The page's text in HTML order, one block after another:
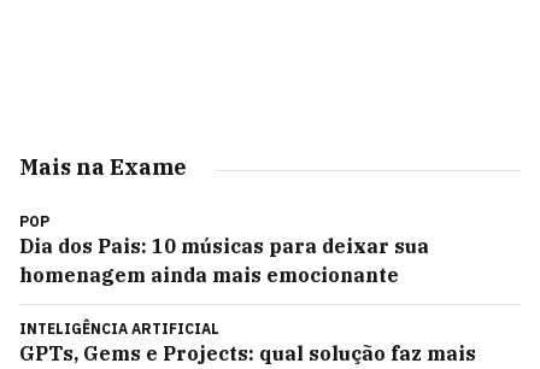
Mais na Exame
POP
Dia dos Pais: 10 músicas para deixar sua
homenagem ainda mais emocionante
INTELIGÊNCIA ARTIFICIAL
GPTs, Gems e Projects: qual solução faz mais